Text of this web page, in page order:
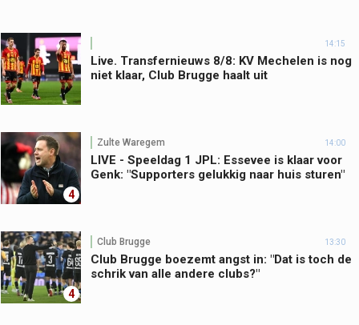
14:15
Live. Transfernieuws 8/8: KV Mechelen is nog
niet klaar, Club Brugge haalt uit
4
Zulte Waregem 14:00
LIVE - Speeldag 1 JPL: Essevee is klaar voor
Genk: "Supporters gelukkig naar huis sturen"
4
Club Brugge 13:30
Club Brugge boezemt angst in: "Dat is toch de
schrik van alle andere clubs?"